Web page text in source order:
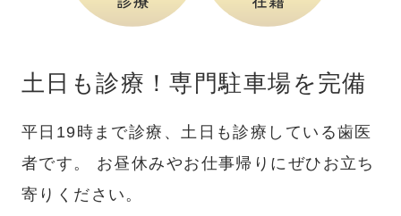
土日も診療！専門駐車場を完備
平日19時まで診療、土日も診療している歯医
者です。
お昼休みやお仕事帰りにぜひお立ち
寄りください。